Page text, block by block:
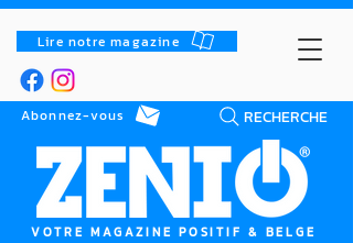
Lire notre magazine
RECHERCHE
Abonnez-vous
VOTRE MAGAZINE POSITIF & BELGE